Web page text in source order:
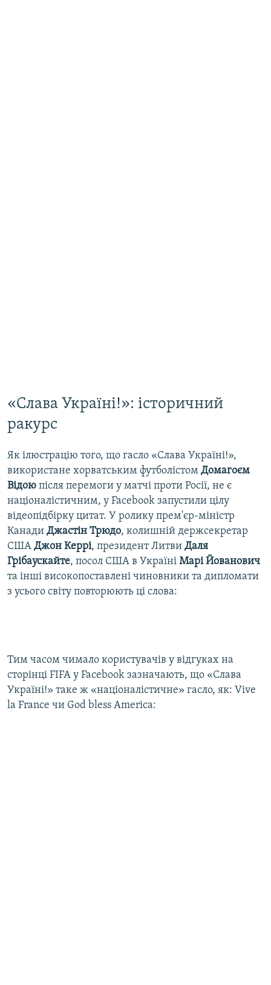
«Слава Україні!»: історичний
ракурс
Як ілюстрацію того, що гасло «Слава Україні!»,
використане хорватським футболістом Домагоєм
Відою після перемоги у матчі проти Росії, не є
націоналістичним, у Facebook запустили цілу
відеопідбірку цитат. У ролику прем'єр-міністр
Канади Джастін Трюдо, колишній держсекретар
США Джон Керрі, президент Литви Даля
Грібаускайте, посол США в Україні Марі Йованович
та інші високопоставлені чиновники та дипломати
з усього світу повторюють ці слова:
Тим часом чимало користувачів у відгуках на
сторінці FIFA у Facebook зазначають, що «Слава
Україні!» таке ж «націоналістичне» гасло, як: Vive
la France чи God bless America: